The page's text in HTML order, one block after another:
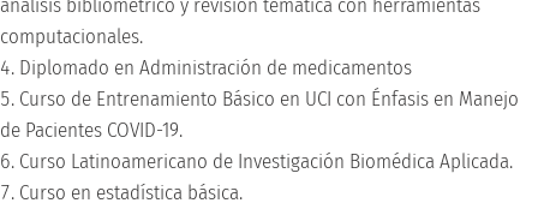
análisis bibliométrico y revisión temática con herramientas
computacionales.
Diplomado en Administración de medicamentos
Curso de Entrenamiento Básico en UCI con Énfasis en Manejo
de Pacientes COVID-19.
Curso Latinoamericano de Investigación Biomédica Aplicada.
Curso en estadística básica.